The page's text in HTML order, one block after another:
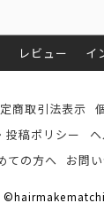
レビュー イ
商取引法表示
投稿ポリシー
ての方へ
お問